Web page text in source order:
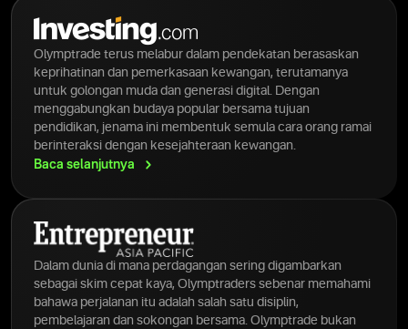
Olymptrade terus melabur dalam pendekatan berasaskan
keprihatinan dan pemerkasaan kewangan, terutamanya
untuk golongan muda dan generasi digital. Dengan
menggabungkan budaya popular bersama tujuan
pendidikan, jenama ini membentuk semula cara orang ramai
berinteraksi dengan kesejahteraan kewangan.
Baca selanjutnya
Dalam dunia di mana perdagangan sering digambarkan
sebagai skim cepat kaya, Olymptraders sebenar memahami
bahawa perjalanan itu adalah salah satu disiplin,
pembelajaran dan sokongan bersama. Olymptrade bukan